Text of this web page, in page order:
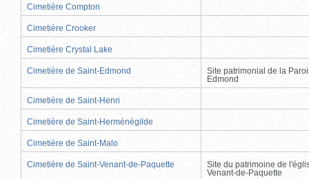
Cimetière Compton
Cimetière Crooker
Cimetière Crystal Lake
Cimetière de Saint-Edmond
Site patrimonial de la
Edmond
Cimetière de Saint-Henri
Cimetière de Saint-Herménégilde
Cimetière de Saint-Malo
Cimetière de Saint-Venant-de-Paquette
Site du patrimoine de
Venant-de-Paquette